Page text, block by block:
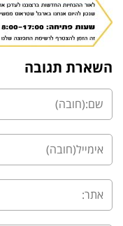
השארת תגובה